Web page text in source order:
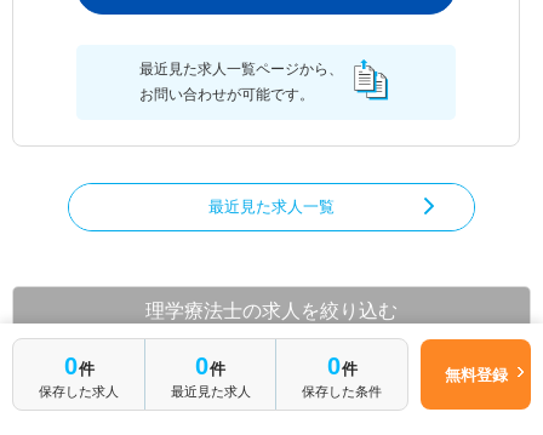
最近見た求人一覧ページから、
お問い合わせが可能です。
最近見た求人一覧
0件
保存した求人
0件
最近見た求人
0件
保存した条件
無料登録
理学療法士の求人を絞り込む
都道府県から理学療法士の求人を探す
北海道 青森県
岩手県